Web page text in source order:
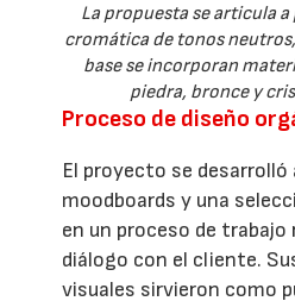
La propuesta se articula
cromática de tonos
base se incorporan
piedra, bronce y
Proceso de diseño
El proyecto se desarrolló
moodboards y una
en un proceso de trabajo
diálogo con el cliente.
visuales sirvieron como